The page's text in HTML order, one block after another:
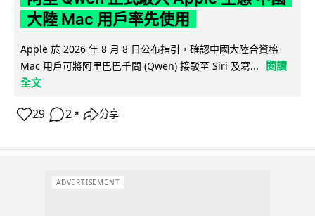
大陸 Mac 用戶率先使用
Apple 於 2026 年 8 月 8 日公布指引，確認中國大陸合資格
Mac 用戶可將阿里巴巴千問 (Qwen) 接駁至 Siri 及寫...
閱讀
全文
29 2 ↗ 分享
ADVERTISEMENT